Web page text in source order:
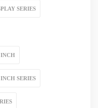
SERIES
SERIES